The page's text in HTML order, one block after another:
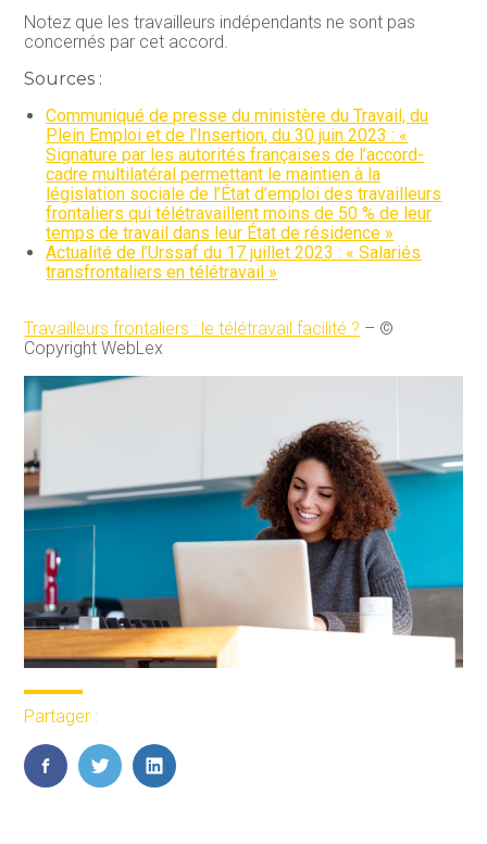
Notez que les travailleurs indépendants ne sont pas
concernés par cet accord.
Sources :
Communiqué de presse du ministère du Travail, du
Plein Emploi et de l’Insertion, du 30 juin 2023 : «
Signature par les autorités françaises de l’accord-
cadre multilatéral permettant le maintien à la
législation sociale de l’État d’emploi des travailleurs
frontaliers qui télétravaillent moins de 50 % de leur
temps de travail dans leur État de résidence »
Actualité de l’Urssaf du 17 juillet 2023 : « Salariés
transfrontaliers en télétravail »
Travailleurs frontaliers : le télétravail facilité ? – ©
Copyright WebLex
Partager :
FaceBook
TwitterLinkedIn